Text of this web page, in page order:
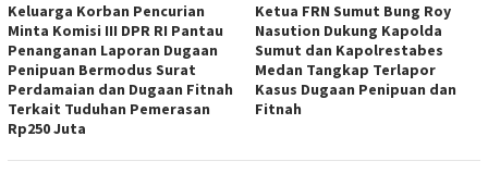
Keluarga Korban Pencurian
Minta Komisi III DPR RI Pantau
Penanganan Laporan Dugaan
Penipuan Bermodus Surat
Perdamaian dan Dugaan Fitnah
Terkait Tuduhan Pemerasan
Rp250 Juta
Ketua FRN Sumut Bung Roy
Nasution Dukung Kapolda
Sumut dan Kapolrestabes
Medan Tangkap Terlapor
Kasus Dugaan Penipuan dan
Fitnah